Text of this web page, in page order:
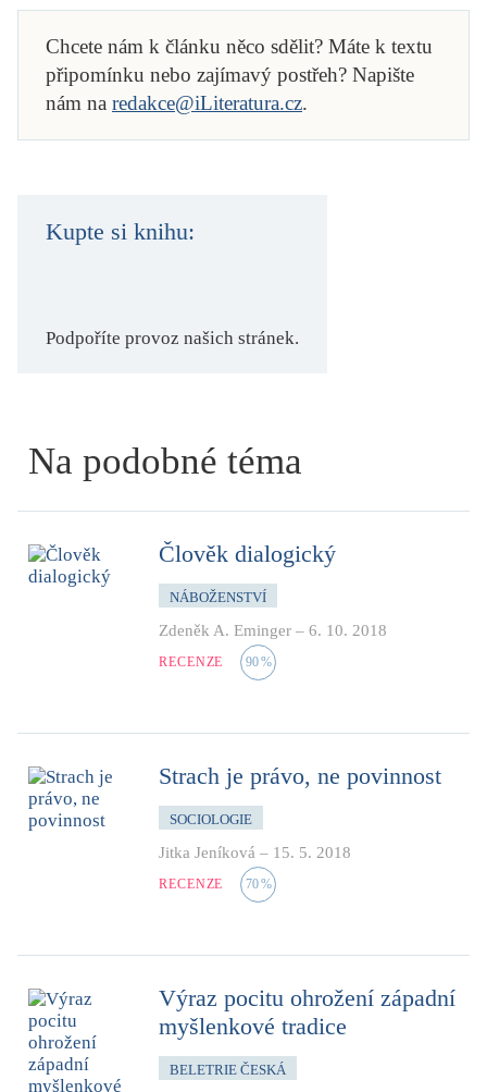
Chcete nám k článku něco sdělit? Máte k textu
připomínku nebo zajímavý postřeh? Napište
nám na redakce@iLiteratura.cz.
Kupte si knihu:
Podpoříte provoz našich stránek.
Na podobné téma
Člověk dialogický
NÁBOŽENSTVÍ
Zdeněk A. Eminger – 6. 10. 2018
RECENZE 90%
Strach je právo, ne povinnost
SOCIOLOGIE
Jitka Jeníková – 15. 5. 2018
RECENZE 70%
Výraz pocitu ohrožení západní
myšlenkové tradice
BELETRIE ČESKÁ